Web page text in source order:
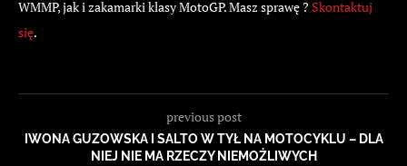
WMMP, jak i zakamarki klasy MotoGP. Masz sprawę ? Skontaktuj
się.
previous post
IWONA GUZOWSKA I SALTO W TYŁ NA MOTOCYKLU – DLA
NIEJ NIE MA RZECZY NIEMOŻLIWYCH